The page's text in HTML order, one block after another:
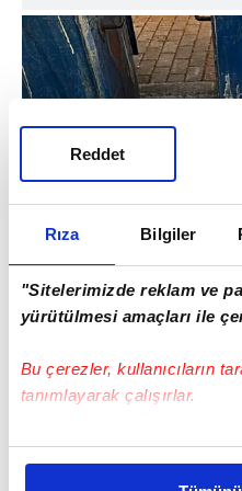
Rıza Bilgiler
"Sitelerimizde reklam ve
yürütülmesi amaçları ile
Bu çerezler, kullanıcıların
tanımlayarak çalışırlar.
Bu çerezlere izin vermeniz
Reddet